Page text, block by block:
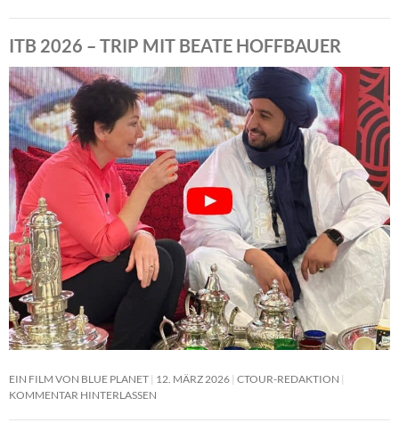
ITB 2026 – TRIP MIT BEATE HOFFBAUER
EIN FILM VON BLUE PLANET 12. MÄRZ 2026 CTOUR-REDAKTION
KOMMENTAR HINTERLASSEN